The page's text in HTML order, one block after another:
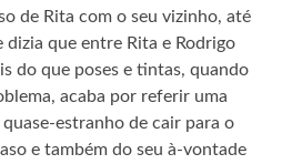
de Rita com o seu vizinho, até
dizia que entre Rita e Rodrigo
do que poses e tintas, quando
acaba por referir uma
estranho de cair para o
e também do seu à-vontade